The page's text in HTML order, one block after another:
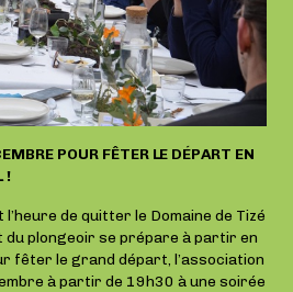
POUR FÊTER LE DÉPART EN
!
de quitter le Domaine de Tizé
du plongeoir se prépare à partir en
fêter le grand départ, l’association
à partir de 19h30 à une soirée